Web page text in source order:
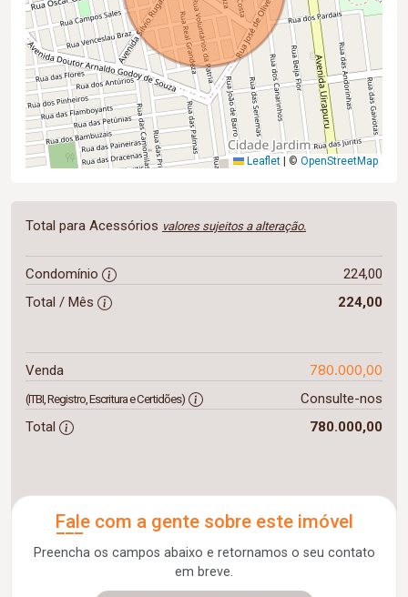
Leaflet © OpenStreetMap
Total para Acessórios valores sujeitos a alteração.
Condomínio
224,00
Total / Mês
224,00
Venda 780.000,00
(ITBI, Registro, Escritura e Certidões)
Consulte-nos
Total
780.000,00
Fale com a gente sobre este imóvel
Preencha os campos abaixo e retornamos o seu contato
em breve.